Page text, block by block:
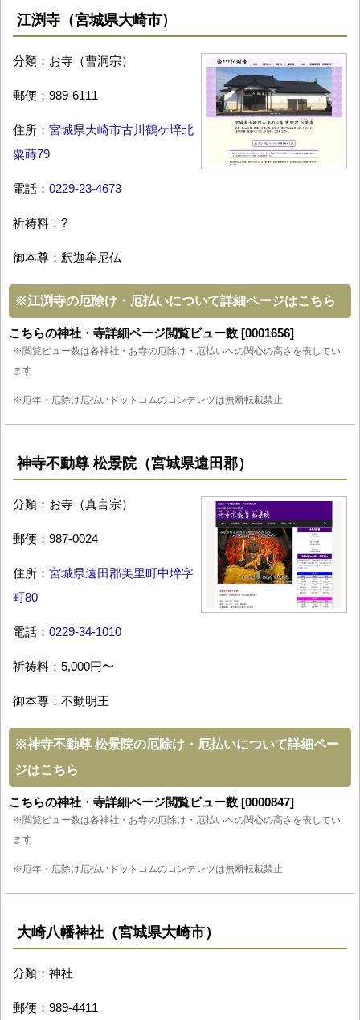
江渕寺（宮城県大崎市）
分類：お寺（曹洞宗）
郵便：989-6111
住所： 宮城県大崎市古川鶴ケ埣北
粟蒔79
電話： 0229-23-4673
祈祷料：?
御本尊：釈迦牟尼仏
※江渕寺の厄除け・厄払いについて詳細ページはこちら
こちらの神社・寺詳細ページ閲覧ビュー数 [0001656]
※閲覧ビュー数は各神社・お寺の厄除け・厄払いへの関心の高さを表してい
ます
※厄年・厄除け厄払いドットコムのコンテンツは無断転載禁止
神寺不動尊 松景院（宮城県遠田郡）
分類：お寺（真言宗）
郵便：987-0024
住所： 宮城県遠田郡美里町中埣字
町80
電話： 0229-34-1010
祈祷料：5,000円〜
御本尊：不動明王
※神寺不動尊 松景院の厄除け・厄払いについて詳細ペー
ジはこちら
こちらの神社・寺詳細ページ閲覧ビュー数 [0000847]
※閲覧ビュー数は各神社・お寺の厄除け・厄払いへの関心の高さを表してい
ます
※厄年・厄除け厄払いドットコムのコンテンツは無断転載禁止
大崎八幡神社（宮城県大崎市）
分類：神社
郵便：989-4411